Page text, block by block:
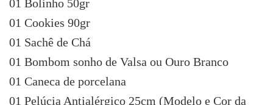
01 Bolinho 50gr
01 Cookies 90gr
01 Sachê de Chá
01 Bombom sonho de Valsa ou Ouro Branco
01 Caneca de porcelana
01 Pelúcia Antialérgico 25cm (Modelo e Cor da